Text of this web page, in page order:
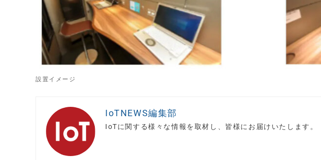
設置イメージ
IoTNEWS編集部
IoTに関する様々な情報を取材し、皆様にお届けいたします。